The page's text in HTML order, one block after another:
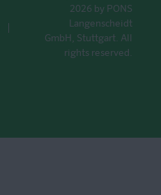
2026 by PONS
Langenscheidt
GmbH, Stuttgart. All
rights reserved.